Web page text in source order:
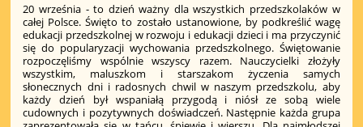
20 września - to dzień ważny dla wszystkich przedszkolaków w
całej Polsce. Święto to zostało ustanowione, by podkreślić wagę
edukacji przedszkolnej w rozwoju i edukacji dzieci i ma przyczynić
się do popularyzacji wychowania przedszkolnego. Świętowanie
rozpoczęliśmy wspólnie wszyscy razem. Nauczycielki złożyły
wszystkim, maluszkom i starszakom życzenia samych
słonecznych dni i radosnych chwil w naszym przedszkolu, aby
każdy dzień był wspaniałą przygodą i niósł ze sobą wiele
cudownych i pozytywnych doświadczeń. Następnie każda grupa